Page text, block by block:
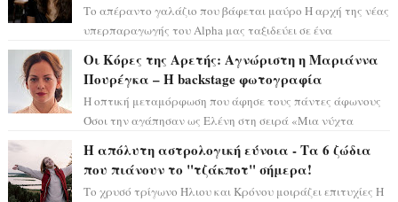
Το απέραντο γαλάζιο που βάφεται μαύρο Η αρχή της νέας
υπερπαραγωγής του Alpha μας ταξιδεύει σε ένα
Οι Κόρες της Αρετής: Αγνώριστη η Μαριάννα
Πουρέγκα – H backstage φωτογραφία
Η οπτική μεταμόρφωση που άφησε τους πάντες άφωνους
Όσοι την αγάπησαν ως Ελένη στη σειρά «Μια νύχτα
Η απόλυτη αστρολογική εύνοια - Τα 6 ζώδια
που πιάνουν το "τζάκποτ" σήμερα!
Το χρυσό τρίγωνο Ήλιου και Κρόνου μοιράζει επιτυχίες Η